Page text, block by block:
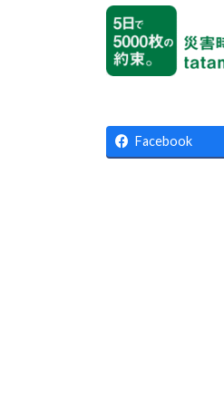
Facebook